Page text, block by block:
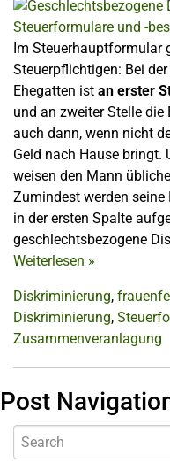
Im Steuerhauptformular
Steuerpflichtigen: Bei
Ehegatten ist an erster
und an zweiter Stelle
auch dann, wenn nicht
Geld nach Hause bringt.
weisen den Mann
Zumindest werden
in der ersten Spalte
geschlechtsbezogene
Weiterlesen »
Diskriminierung,
Diskriminierung,
Zusammenveranlagung
Post